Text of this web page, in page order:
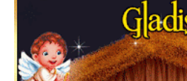
Feliz Navidad y próspero Año